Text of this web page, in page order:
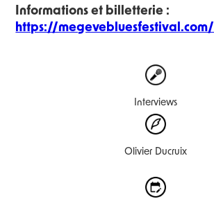
Informations et billetterie :
https://megevebluesfestival.com/
Interviews
Olivier Ducruix